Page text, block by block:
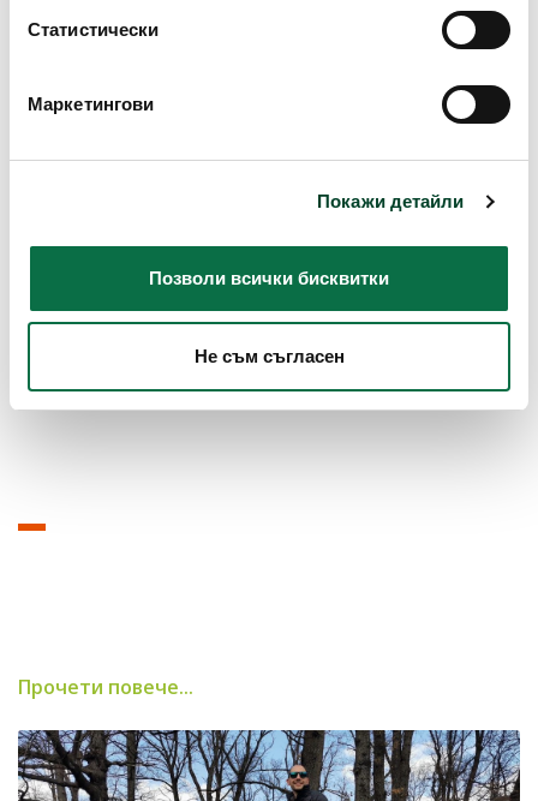
повече информация:
Политика за използване на
Статистически
Маркетингови
Покажи детайли
Позволи всички бисквитки
Не съм съгласен
Прочети повече...